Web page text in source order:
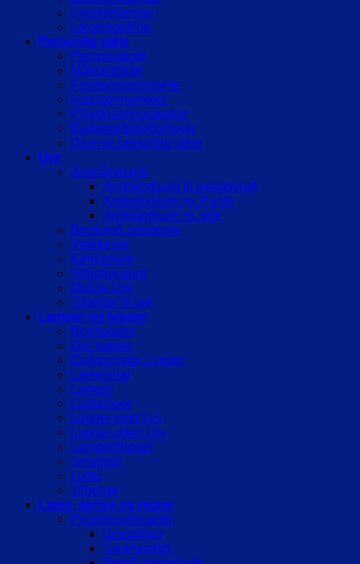
Fjernbetjening
Læsemaskine
Personlig pleje
Personvægte
Målearktikler
Forstørrelsesspejle
kropstermometer
Pilledoseringsæsker
Badestol/toiletforhøjer
Diverse personlig pleje
Ure
Armbåndsure
Armbåndsure til svagtsynet
Armbåndsure m. Punkt
Armbåndsure m. tale
Bordure/Lommeure
Vækkeure
Køkkenure
Vibrationsure
Øvrige Ure
Tilbehør til ure
Lamper og lupper
Bordlupper
Div. lupper
Elektroniske Lupper
Læselinial
Lamper
Luplamper
Lupper med Lys
Lupper uden Lys
Lamper/lupper
Sylupper
Lygte
Tilbehør
Læse, skrive og regne
Punkt/svulmeartkl.
Grundfigur
Svulmearktl.